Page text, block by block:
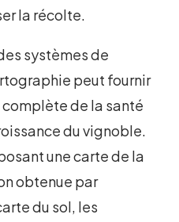
la récolte.
systèmes de
peut fournir
de la santé
du vignoble.
une carte de la
obtenue par
du sol, les